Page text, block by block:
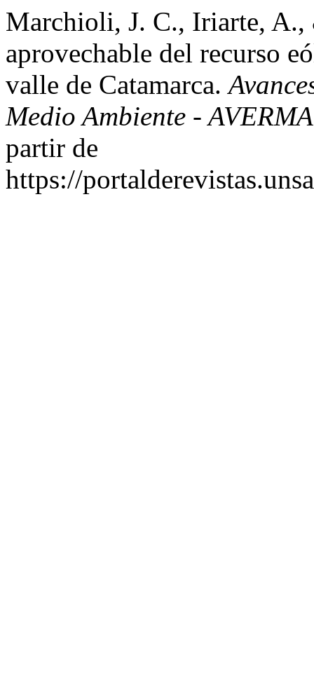
Marchioli, J. C., Iriarte, A.,
aprovechable del recurso
valle de Catamarca.
Medio Ambiente - AVERMA
partir de
https://